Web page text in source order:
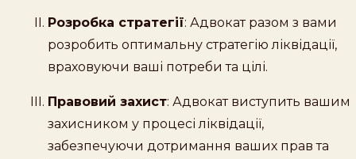
Розробка стратегії: Адвокат разом з вами
розробить оптимальну стратегію ліквідації,
враховуючи ваші потреби та цілі.
Правовий захист: Адвокат виступить вашим
захисником у процесі ліквідації,
забезпечуючи дотримання ваших прав та